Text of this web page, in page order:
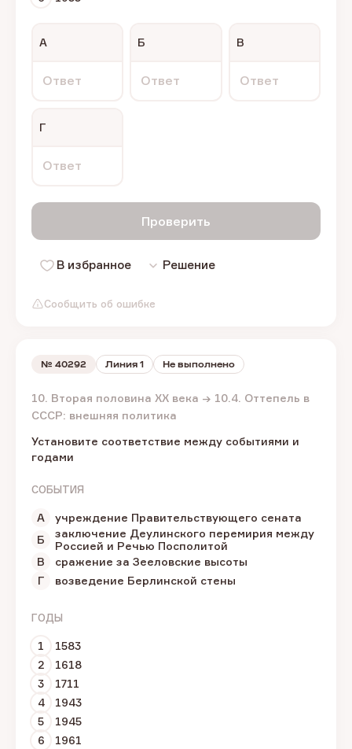
Сообщить об ошибке
А
Ответ
Б
Ответ
В
Ответ
Г
Ответ
Проверить
В избранное Решение
№ 40292 Линия 1 Не выполнено
10. Вторая половина XX века → 10.4. Оттепель в
СССР: внешняя политика
Установите соответствие между событиями и
годами
СОБЫТИЯ
А
учреждение Правительствующего сената
Б
заключение Деулинского перемирия между
Россией и Речью Посполитой
В
сражение за Зееловские высоты
Г
возведение Берлинской стены
ГОДЫ
1
1583
2
1618
3
1711
4
1943
5
1945
6
1961